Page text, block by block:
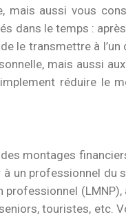
mais aussi vous
dans le temps :
le transmettre à
mais aussi
réduire le
montages
un professionnel du
touristes, etc.